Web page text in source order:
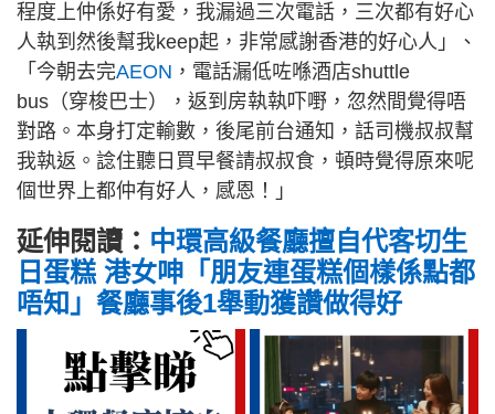
程度上仲係好有愛，我漏過三次電話，三次都有好心
人執到然後幫我keep起，非常感謝香港的好心人」、
「今朝去完AEON ，電話漏低咗喺酒店shuttle
bus（穿梭巴士），返到房執執吓嘢，忽然間覺得唔
對路。本身打定輸數，後尾前台通知，話司機叔叔幫
我執返。諗住聽日買早餐請叔叔食，頓時覺得原來呢
個世界上都仲有好人，感恩！」
延伸閱讀： 中環高級餐廳擅自代客切生
日蛋糕 港女呻「朋友連蛋糕個樣係點都
唔知」餐廳事後1舉動獲讚做得好